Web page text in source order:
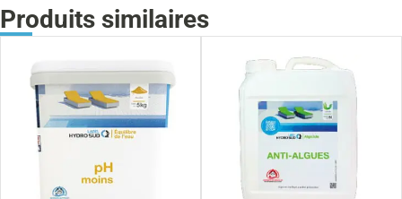
Produits similaires